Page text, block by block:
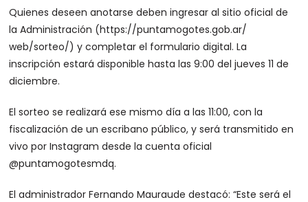
Quienes deseen anotarse deben ingresar al sitio oficial de
la Administración (https://puntamogotes.gob.ar/
web/sorteo/) y completar el formulario digital. La
inscripción estará disponible hasta las 9:00 del jueves 11 de
diciembre.
El sorteo se realizará ese mismo día a las 11:00, con la
fiscalización de un escribano público, y será transmitido en
vivo por Instagram desde la cuenta oficial
@puntamogotesmdq.
El administrador Fernando Mauraude destacó: “Este será el